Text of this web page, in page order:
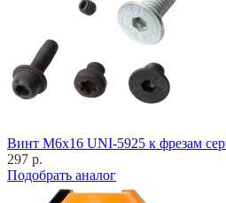
Винт M6x16 UNI-5925 к фрезам
297 р.
Подобрать аналог